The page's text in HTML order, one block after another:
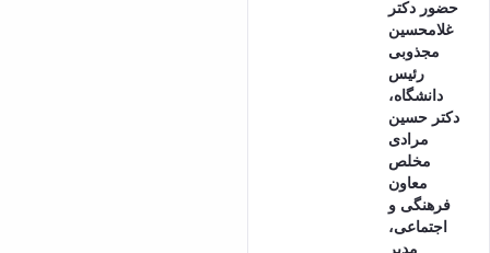
حضور دکتر
غلامحسین
مجذوبی
رئیس
دانشگاه،
دکتر حسین
مرادی
مخلص
معاون
فرهنگی و
اجتماعی،
مدیر